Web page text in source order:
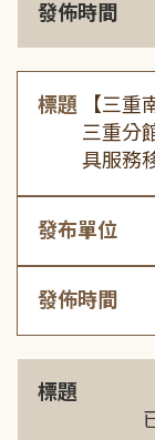
發佈時間
標題
【三
三重分
具服務
發布單位
發佈時間
標題